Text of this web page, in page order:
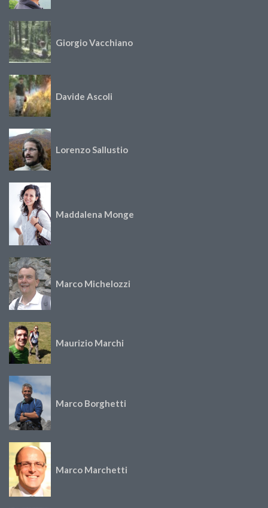
Giorgio Vacchiano
Davide Ascoli
Lorenzo Sallustio
Maddalena Monge
Marco Michelozzi
Maurizio Marchi
Marco Borghetti
Marco Marchetti